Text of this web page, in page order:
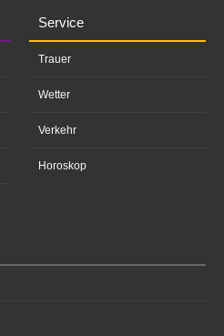
Service
Trauer
Wetter
Verkehr
Horoskop